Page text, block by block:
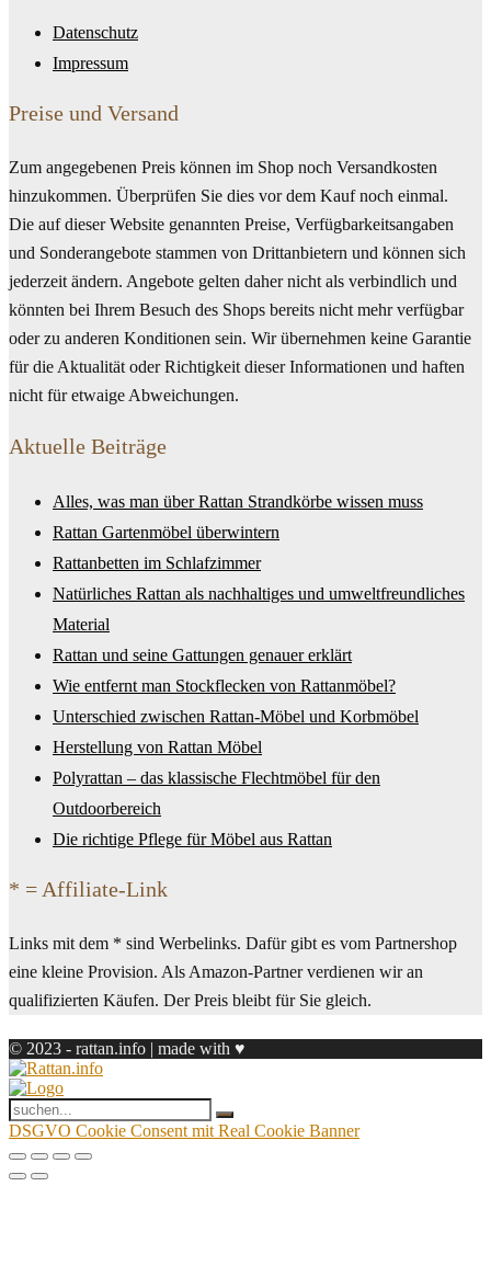
Datenschutz
Impressum
Preise und Versand
Zum angegebenen Preis können im Shop noch Versandkosten
hinzukommen. Überprüfen Sie dies vor dem Kauf noch einmal.
Die auf dieser Website genannten Preise, Verfügbarkeitsangaben
und Sonderangebote stammen von Drittanbietern und können sich
jederzeit ändern. Angebote gelten daher nicht als verbindlich und
könnten bei Ihrem Besuch des Shops bereits nicht mehr verfügbar
oder zu anderen Konditionen sein. Wir übernehmen keine Garantie
für die Aktualität oder Richtigkeit dieser Informationen und haften
nicht für etwaige Abweichungen.
Aktuelle Beiträge
Alles, was man über Rattan Strandkörbe wissen muss
Rattan Gartenmöbel überwintern
Rattanbetten im Schlafzimmer
Natürliches Rattan als nachhaltiges und umweltfreundliches
Material
Rattan und seine Gattungen genauer erklärt
Wie entfernt man Stockflecken von Rattanmöbel?
Unterschied zwischen Rattan-Möbel und Korbmöbel
Herstellung von Rattan Möbel
Polyrattan – das klassische Flechtmöbel für den
Outdoorbereich
Die richtige Pflege für Möbel aus Rattan
* = Affiliate-Link
Links mit dem * sind Werbelinks. Dafür gibt es vom Partnershop
eine kleine Provision. Als Amazon-Partner verdienen wir an
qualifizierten Käufen. Der Preis bleibt für Sie gleich.
© 2023 - rattan.info | made with ♥
DSGVO Cookie Consent mit Real Cookie Banner